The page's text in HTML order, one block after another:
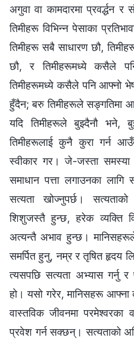
अगुवा वा कामदारमा प्रवर्द्धन र
तिमीहरू विभिन्न पेसाका
तिमीहरू सबै साधारण छौ,
छौ, र तिमीहरूमध्ये कसैले
तिमीहरूमध्ये कसैले पनि आफ्नो
हुँदैन; बरु तिमीहरूले सङ्गतिमा
यदि तिमीहरूले बुझ्दैनौ भने,
तिमीहरूलाई कुनै कुरा गर्न
स्वीकार गर। जे-जस्ता समस्या
समाधान पत्ता लगाउनका
सत्यता खोज्नुपर्छ।
शिशुजस्तै हुन्छ, हरेक व्यक्ति
अत्यन्तै अभाव हुन्छ।
समर्पित हुनु, नम्र र तृषित हृदय
त्यसपछि सत्यता अभ्यास गर्नु र
हो। यसो गरेर, मानिसहरू आफ्ना
वास्तविक जीवनमा परमेश्‍वरका
प्रवेश गर्न सक्छन्। सत्यताको